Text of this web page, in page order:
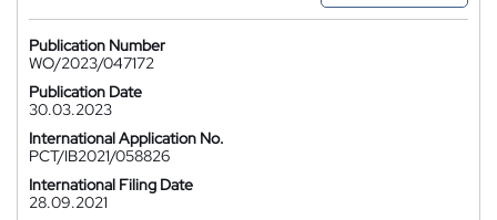
Publication Number
WO/2023/047172
Publication Date
30.03.2023
International Application No.
PCT/IB2021/058826
International Filing Date
28.09.2021